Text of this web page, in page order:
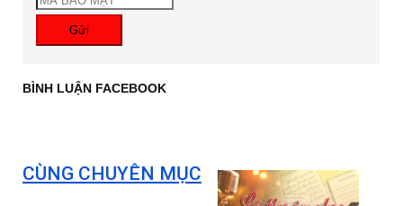
Gửi
BÌNH LUẬN FACEBOOK
CÙNG CHUYÊN MỤC